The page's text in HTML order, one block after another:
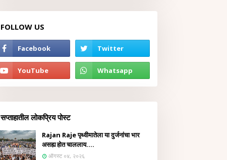
FOLLOW US
सप्ताहातील लोकप्रिय पोस्ट
Rajan Raje पृथ्वीमातेला या दुर्जनांचा भार
असह्य होत चाललाय....
ऑगस्ट ०४, २०२६